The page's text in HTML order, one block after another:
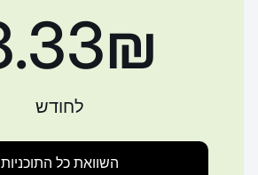
‏8.33 ‏₪
לחודש
השוואת כל התוכניות